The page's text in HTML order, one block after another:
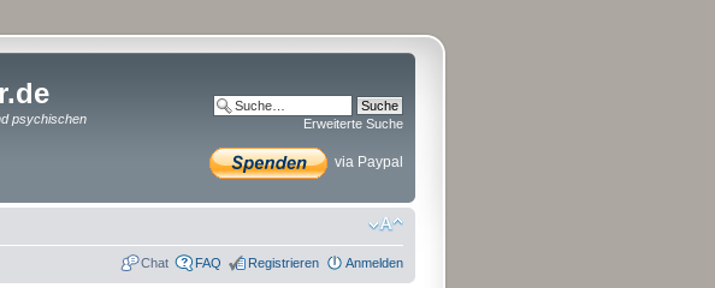
psychischen
Erweiterte Suche
via Paypal
Chat FAQ Registrieren Anmelden